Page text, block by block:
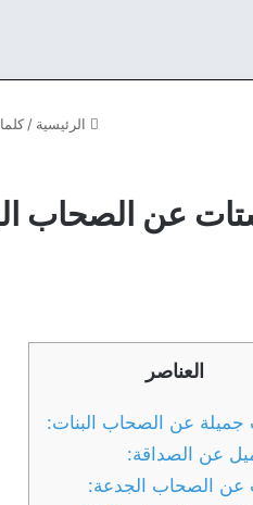
الرئيسية /
الصحاب البنات 50 خاطرة وعبارة جديدة
العناصر
جميلة عن الصحاب البنات:
عن الصداقة:
عن الصحاب الجدعة: